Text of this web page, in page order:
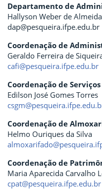
Departamento de
Hallyson Weber de
dap@pesqueira.ifpe.edu.br
Coordenação de
Geraldo Ferreira de
cafi@pesqueira.ifpe.edu.br
Coordenação de
Edilson José Gomes Torres
Coordenação de
Helmo Ouriques da Silva
Coordenação de
Maria Aparecida Carvalho
cpat@pesqueira.ifpe.edu.br